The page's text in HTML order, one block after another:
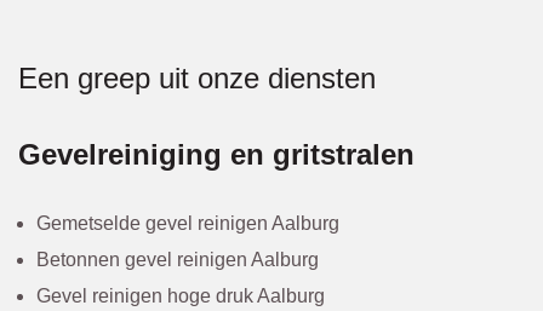
Een greep uit onze diensten
Gevelreiniging en gritstralen
Gemetselde gevel reinigen Aalburg
Betonnen gevel reinigen Aalburg
Gevel reinigen hoge druk Aalburg